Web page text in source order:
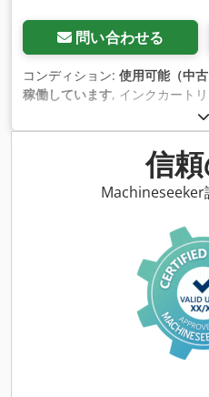
問い合わせる
コンディション: 使用可能（中古
稼働しています, インクカート
, 最大
ー・インチ）, 用紙幅（最大）:
2026, 入力
200 V,
信
Machineseeker